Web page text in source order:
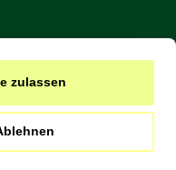
zulassen